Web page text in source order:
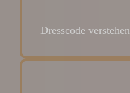
Dresscode verstehen